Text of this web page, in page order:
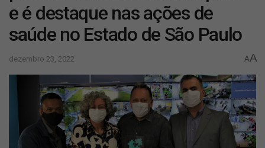
e é destaque nas ações de
saúde no Estado de São Paulo
dezembro 23, 2022 AA